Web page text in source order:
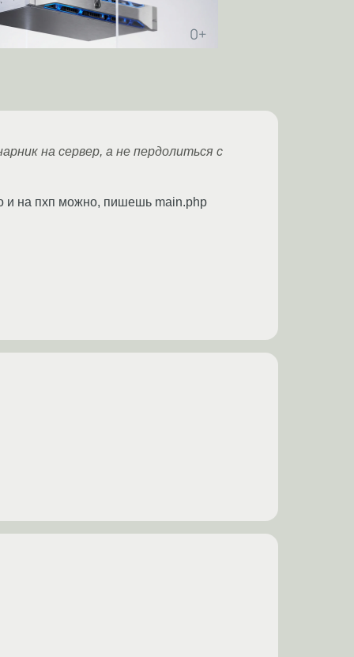
на сервер, а не пердолиться с
и на пхп можно, пишешь main.php